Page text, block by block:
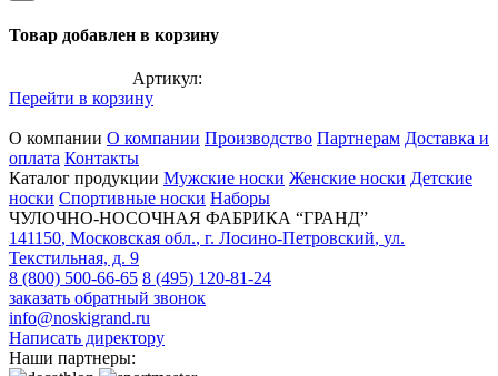
Товар добавлен в корзину
Артикул:
Перейти в корзину
О компании О компании Производство Партнерам Доставка и
оплата Контакты
Каталог продукции Мужские носки Женские носки Детские
носки Спортивные носки Наборы
ЧУЛОЧНО-НОСОЧНАЯ ФАБРИКА “ГРАНД”
141150, Московская обл., г. Лосино-Петровский, ул.
Текстильная, д. 9
8 (800) 500-66-65 8 (495) 120-81-24
заказать обратный звонок
info@noskigrand.ru
Написать директору
Наши партнеры: